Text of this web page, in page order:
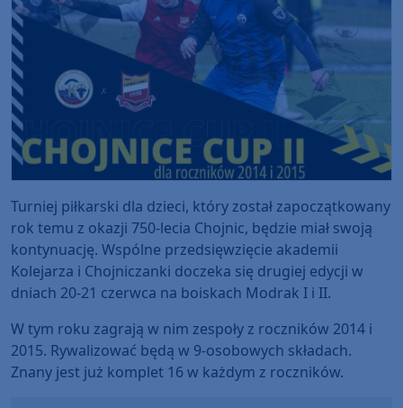
Turniej piłkarski dla dzieci, który został zapoczątkowany
rok temu z okazji 750-lecia Chojnic, będzie miał swoją
kontynuację. Wspólne przedsięwzięcie akademii
Kolejarza i Chojniczanki doczeka się drugiej edycji w
dniach 20-21 czerwca na boiskach Modrak I i II.
W tym roku zagrają w nim zespoły z roczników 2014 i
2015. Rywalizować będą w 9-osobowych składach.
Znany jest już komplet 16 w każdym z roczników.